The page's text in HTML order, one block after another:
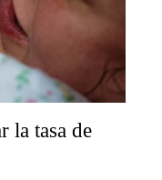
la tasa de